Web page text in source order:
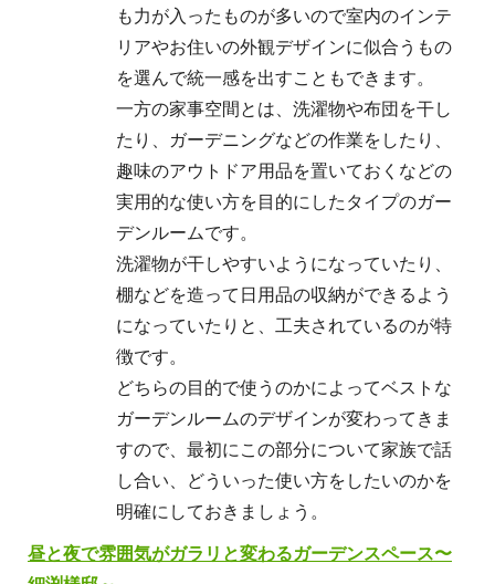
も力が入ったものが多いので室内のインテ
リアやお住いの外観デザインに似合うもの
を選んで統一感を出すこともできます。
一方の家事空間とは、洗濯物や布団を干し
たり、ガーデニングなどの作業をしたり、
趣味のアウトドア用品を置いておくなどの
実用的な使い方を目的にしたタイプのガー
デンルームです。
洗濯物が干しやすいようになっていたり、
棚などを造って日用品の収納ができるよう
になっていたりと、工夫されているのが特
徴です。
どちらの目的で使うのかによってベストな
ガーデンルームのデザインが変わってきま
すので、最初にこの部分について家族で話
し合い、どういった使い方をしたいのかを
明確にしておきましょう。
昼と夜で雰囲気がガラリと変わるガーデンスペース〜